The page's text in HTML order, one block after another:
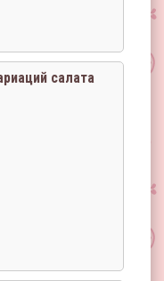
салата